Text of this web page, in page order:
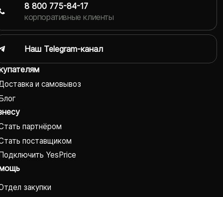
и самовывоз
партнёром
поставщиком
YesPrice
закупки
8 800 775-84-17
корпоративные клиенты
Наш Telegram-канал